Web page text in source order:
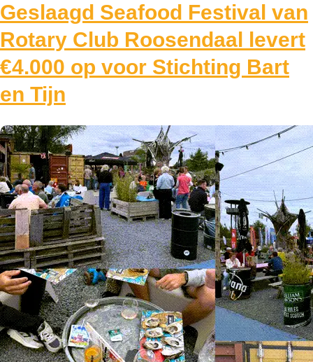
Geslaagd Seafood Festival van
Rotary Club Roosendaal levert
€4.000 op voor Stichting Bart
en Tijn